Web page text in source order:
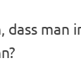
dass man